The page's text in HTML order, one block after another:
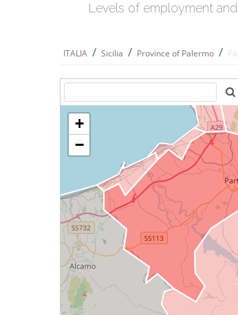
Levels of employment
ITALIA / Sicilia / Province of Palermo /